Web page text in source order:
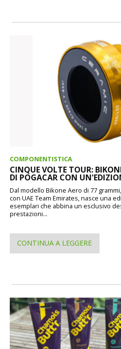
COMPONENTISTICA
CINQUE VOLTE TOUR:
DI POGACAR CON
Dal modello Bikone Aero di 77
con UAE Team Emirates, nasce una
esemplari che abbina un esclusivo
prestazioni...
CONTINUA A LEGGERE